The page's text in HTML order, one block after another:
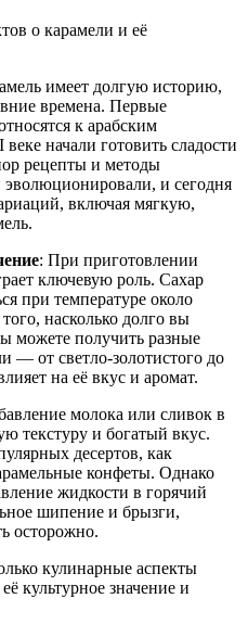
о карамели и её
имеет долгую историю,
времена. Первые
к арабским
начали готовить сладости
рецепты и методы
эволюционировали, и сегодня
включая мягкую,
: При приготовлении
ключевую роль. Сахар
при температуре около
насколько долго вы
можете получить разные
— от светло-золотистого до
на её вкус и аромат.
молока или сливок в
текстуру и богатый вкус.
десертов, как
конфеты. Однако
жидкости в горячий
шипение и брызги,
осторожно.
кулинарные аспекты
культурное значение и